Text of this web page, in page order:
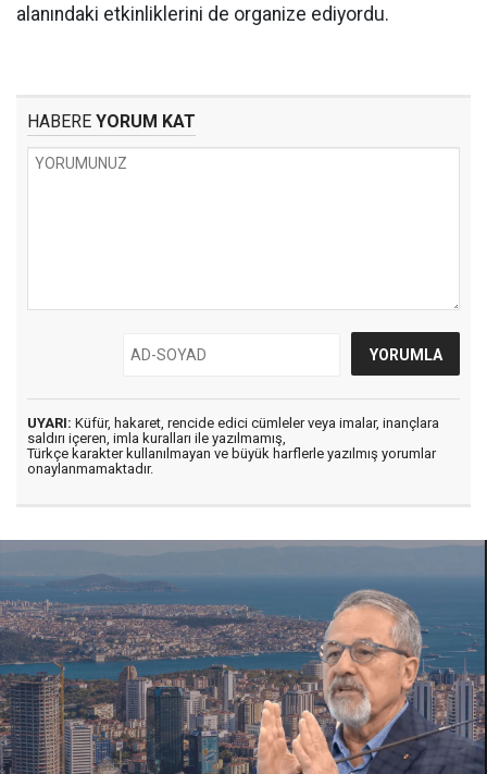
alanındaki etkinliklerini de organize ediyordu.
HABERE YORUM KAT
UYARI: Küfür, hakaret, rencide edici cümleler veya imalar, inançlara
saldırı içeren, imla kuralları ile yazılmamış,
Türkçe karakter kullanılmayan ve büyük harflerle yazılmış yorumlar
onaylanmamaktadır.